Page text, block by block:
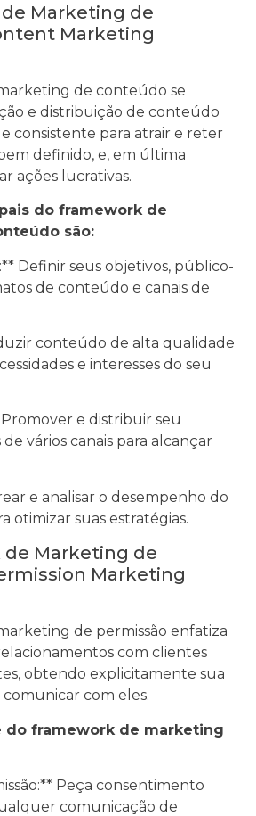
de Marketing de
Marketing
de conteúdo se
e distribuição de conteúdo
consistente para atrair e reter
definido, e, em última
ações lucrativas.
do framework de
são:
Definir seus objetivos, público-
de conteúdo e canais de
conteúdo de alta qualidade
e interesses do seu
e distribuir seu
vários canais para alcançar
e analisar o desempenho do
otimizar suas estratégias.
de Marketing de
Marketing
de permissão enfatiza
com clientes
obtendo explicitamente sua
comunicar com eles.
do framework de marketing
Peça consentimento
comunicação de